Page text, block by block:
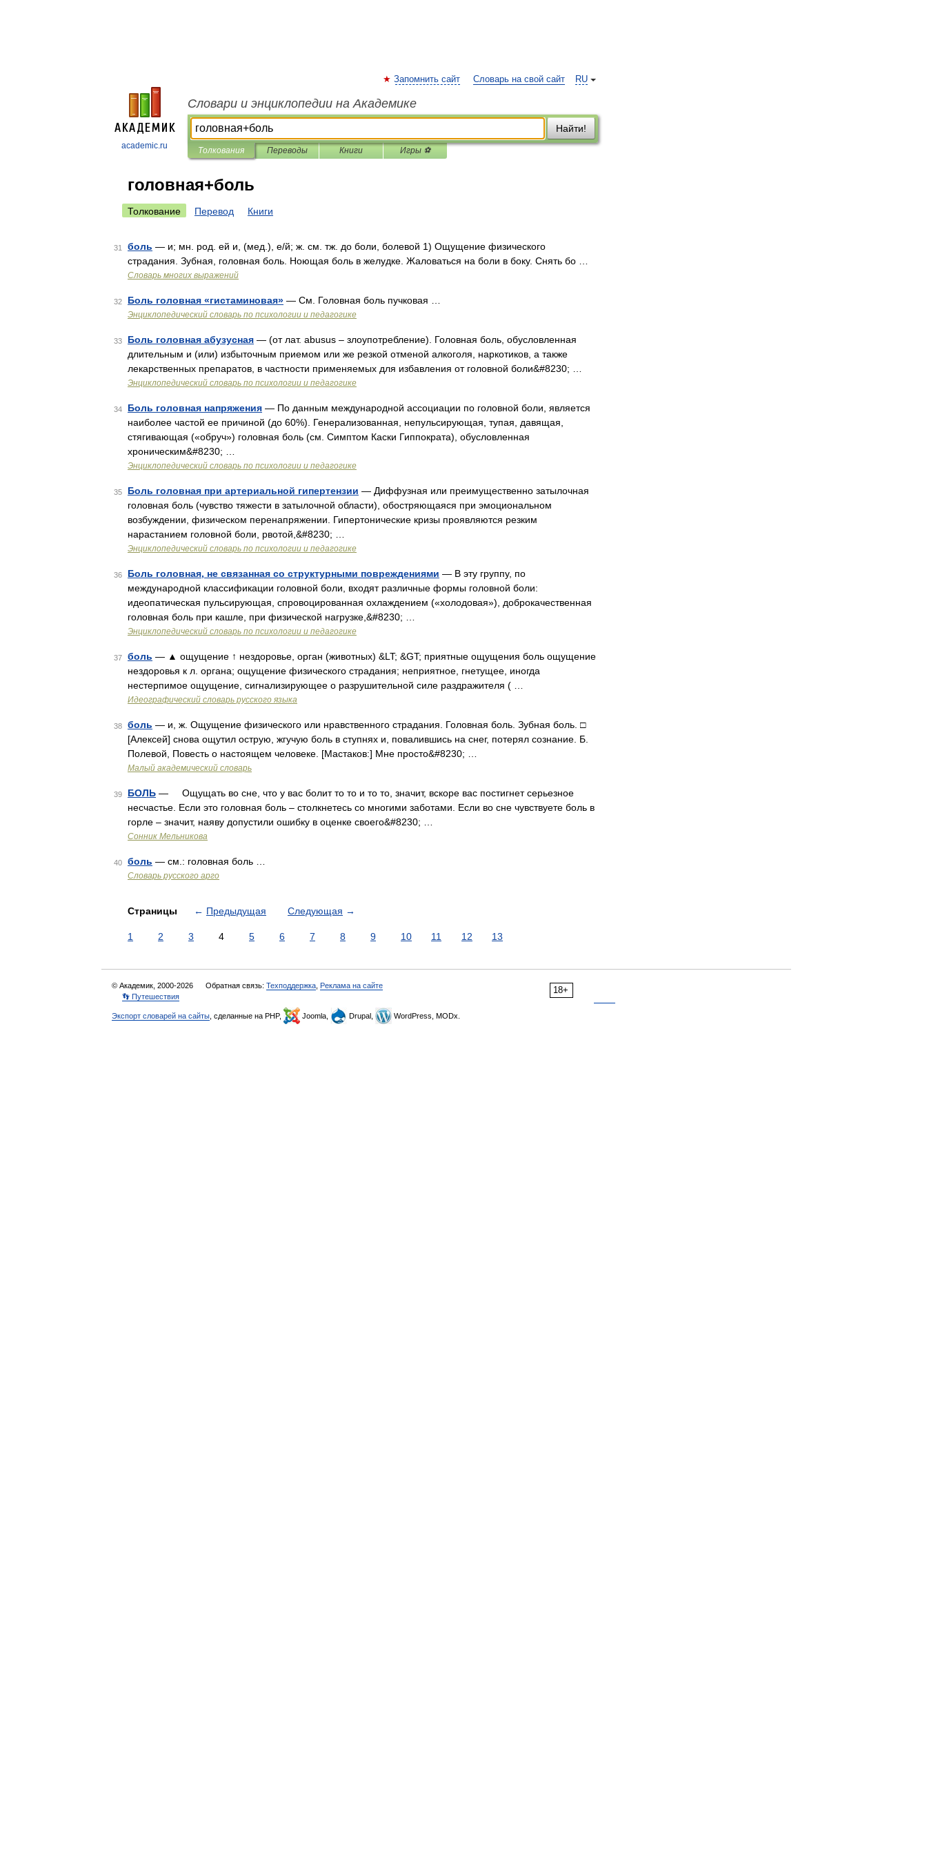
academic.ru
RU
Запомнить сайт Словарь на свой сайт
Словари и энциклопедии на Академике
Найти!
Толкования Переводы Книги Игры ⚽
головная+боль
Толкование Перевод Книги
31 боль — и; мн. род. ей и, (мед.), е/й; ж. см. тж. до боли, болевой 1) Ощущение физического
страдания. Зубная, головная боль. Ноющая боль в желудке. Жаловаться на боли в боку. Снять бо …
Словарь многих выражений
32 Боль головная «гистаминовая» — См. Головная боль пучковая …
Энциклопедический словарь по психологии и педагогике
33 Боль головная абузусная — (от лат. abusus – злоупотребление). Головная боль, обусловленная
длительным и (или) избыточным приемом или же резкой отменой алкоголя, наркотиков, а также
лекарственных препаратов, в частности применяемых для избавления от головной боли&#8230; …
Энциклопедический словарь по психологии и педагогике
34 Боль головная напряжения — По данным международной ассоциации по головной боли, является
наиболее частой ее причиной (до 60%). Генерализованная, непульсирующая, тупая, давящая,
стягивающая («обруч») головная боль (см. Симптом Каски Гиппократа), обусловленная
хроническим&#8230; …
Энциклопедический словарь по психологии и педагогике
35 Боль головная при артериальной гипертензии — Диффузная или преимущественно затылочная
головная боль (чувство тяжести в затылочной области), обостряющаяся при эмоциональном
возбуждении, физическом перенапряжении. Гипертонические кризы проявляются резким
нарастанием головной боли, рвотой,&#8230; …
Энциклопедический словарь по психологии и педагогике
36 Боль головная, не связанная со структурными повреждениями — В эту группу, по
международной классификации головной боли, входят различные формы головной боли:
идеопатическая пульсирующая, спровоцированная охлаждением («холодовая»), доброкачественная
головная боль при кашле, при физической нагрузке,&#8230; …
Энциклопедический словарь по психологии и педагогике
37 боль — ▲ ощущение ↑ нездоровье, орган (животных) &LT; &GT; приятные ощущения боль ощущение
нездоровья к л. органа; ощущение физического страдания; неприятное, гнетущее, иногда
нестерпимое ощущение, сигнализирующее о разрушительной силе раздражителя ( …
Идеографический словарь русского языка
38 боль — и, ж. Ощущение физического или нравственного страдания. Головная боль. Зубная боль. □
[Алексей] снова ощутил острую, жгучую боль в ступнях и, повалившись на снег, потерял сознание. Б.
Полевой, Повесть о настоящем человеке. [Мастаков:] Мне просто&#8230; …
Малый академический словарь
39 БОЛЬ — Ощущать во сне, что у вас болит то то и то то, значит, вскоре вас постигнет серьезное
несчастье. Если это головная боль – столкнетесь со многими заботами. Если во сне чувствуете боль в
горле – значит, наяву допустили ошибку в оценке своего&#8230; …
Сонник Мельникова
40 боль — см.: головная боль …
Словарь русского арго
Страницы ← Предыдущая Следующая →
1 2 3 4 5 6 7 8 9 10 11 12 13
18+
© Академик, 2000-2026 Обратная связь: Техподдержка Реклама на сайте
👣 Путешествия
Экспорт словарей на сайты , сделанные на PHP, Joomla, Drupal, WordPress, MODx.